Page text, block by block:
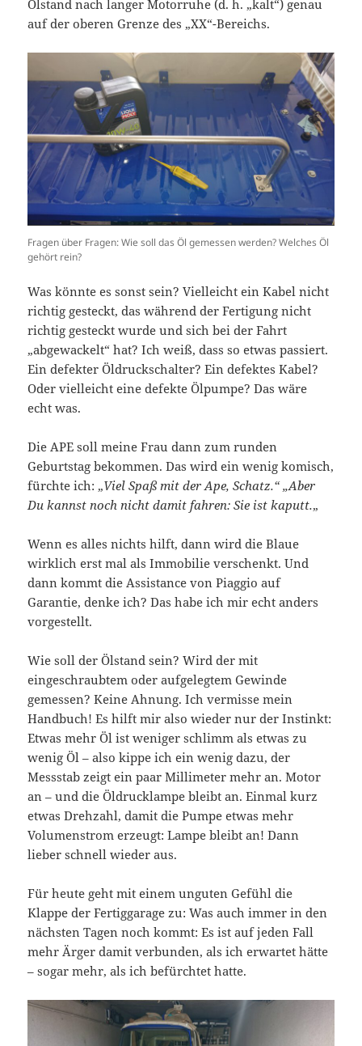
Ölstand nach langer Motorruhe (d. h. „kalt“) genau
auf der oberen Grenze des „XX“-Bereichs.
Fragen über Fragen: Wie soll das Öl gemessen werden? Welches Öl
gehört rein?
Was könnte es sonst sein? Vielleicht ein Kabel nicht
richtig gesteckt, das während der Fertigung nicht
richtig gesteckt wurde und sich bei der Fahrt
„abgewackelt“ hat? Ich weiß, dass so etwas passiert.
Ein defekter Öldruckschalter? Ein defektes Kabel?
Oder vielleicht eine defekte Ölpumpe? Das wäre
echt was.
Die APE soll meine Frau dann zum runden
Geburtstag bekommen. Das wird ein wenig komisch,
fürchte ich: „Viel Spaß mit der Ape, Schatz.“ „Aber
Du kannst noch nicht damit fahren: Sie ist kaputt.„
Wenn es alles nichts hilft, dann wird die Blaue
wirklich erst mal als Immobilie verschenkt. Und
dann kommt die Assistance von Piaggio auf
Garantie, denke ich? Das habe ich mir echt anders
vorgestellt.
Wie soll der Ölstand sein? Wird der mit
eingeschraubtem oder aufgelegtem Gewinde
gemessen? Keine Ahnung. Ich vermisse mein
Handbuch! Es hilft mir also wieder nur der Instinkt:
Etwas mehr Öl ist weniger schlimm als etwas zu
wenig Öl – also kippe ich ein wenig dazu, der
Messstab zeigt ein paar Millimeter mehr an. Motor
an – und die Öldrucklampe bleibt an. Einmal kurz
etwas Drehzahl, damit die Pumpe etwas mehr
Volumenstrom erzeugt: Lampe bleibt an! Dann
lieber schnell wieder aus.
Für heute geht mit einem unguten Gefühl die
Klappe der Fertiggarage zu: Was auch immer in den
nächsten Tagen noch kommt: Es ist auf jeden Fall
mehr Ärger damit verbunden, als ich erwartet hätte
– sogar mehr, als ich befürchtet hatte.